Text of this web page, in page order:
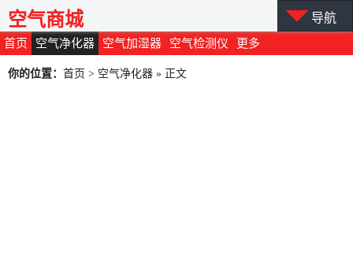
首页 空气净化器 空气加湿器 空气检测仪 更多
空气商城 导航
你的位置： 首页 > 空气净化器 » 正文